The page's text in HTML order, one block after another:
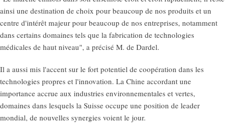
ainsi une destination de choix pour beaucoup de nos produits et un
centre d'intérêt majeur pour beaucoup de nos entreprises, notamment
dans certains domaines tels que la fabrication de technologies
médicales de haut niveau", a précisé M. de Dardel.
Il a aussi mis l'accent sur le fort potentiel de coopération dans les
technologies propres et l'innovation. La Chine accordant une
importance accrue aux industries environnementales et vertes,
domaines dans lesquels la Suisse occupe une position de leader
mondial, de nouvelles synergies voient le jour.